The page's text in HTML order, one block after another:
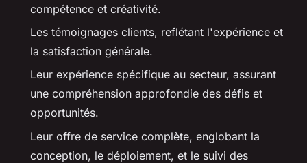
compétence et créativité.
Les témoignages clients, reflétant l'expérience et
la satisfaction générale.
Leur expérience spécifique au secteur, assurant
une compréhension approfondie des défis et
opportunités.
Leur offre de service complète, englobant la
conception, le déploiement, et le suivi des